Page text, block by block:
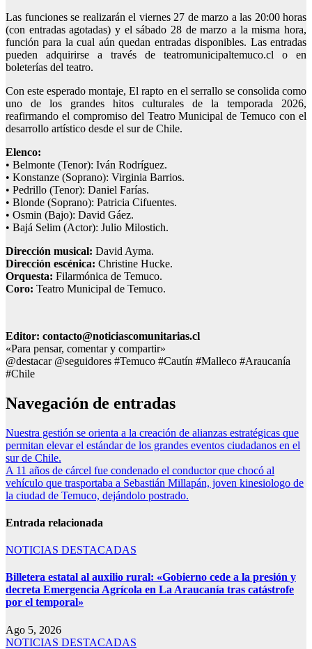
Las funciones se realizarán el viernes 27 de marzo a las 20:00 horas
(con entradas agotadas) y el sábado 28 de marzo a la misma hora,
función para la cual aún quedan entradas disponibles. Las entradas
pueden adquirirse a través de teatromunicipaltemuco.cl o en
boleterías del teatro.
Con este esperado montaje, El rapto en el serrallo se consolida como
uno de los grandes hitos culturales de la temporada 2026,
reafirmando el compromiso del Teatro Municipal de Temuco con el
desarrollo artístico desde el sur de Chile.
Elenco:
• Belmonte (Tenor): Iván Rodríguez.
• Konstanze (Soprano): Virginia Barrios.
• Pedrillo (Tenor): Daniel Farías.
• Blonde (Soprano): Patricia Cifuentes.
• Osmin (Bajo): David Gáez.
• Bajá Selim (Actor): Julio Milostich.
Dirección musical: David Ayma.
Dirección escénica: Christine Hucke.
Orquesta: Filarmónica de Temuco.
Coro: Teatro Municipal de Temuco.
Editor: contacto@noticiascomunitarias.cl
«Para pensar, comentar y compartir»
@destacar @seguidores #Temuco #Cautín #Malleco #Araucanía
#Chile
Navegación de entradas
Nuestra gestión se orienta a la creación de alianzas estratégicas que
permitan elevar el estándar de los grandes eventos ciudadanos en el
sur de Chile.
A 11 años de cárcel fue condenado el conductor que chocó al
vehículo que trasportaba a Sebastián Millapán, joven kinesiologo de
la ciudad de Temuco, dejándolo postrado.
Entrada relacionada
NOTICIAS DESTACADAS
Billetera estatal al auxilio rural: «Gobierno cede a la presión y
decreta Emergencia Agrícola en La Araucanía tras catástrofe
por el temporal»
Ago 5, 2026
NOTICIAS DESTACADAS